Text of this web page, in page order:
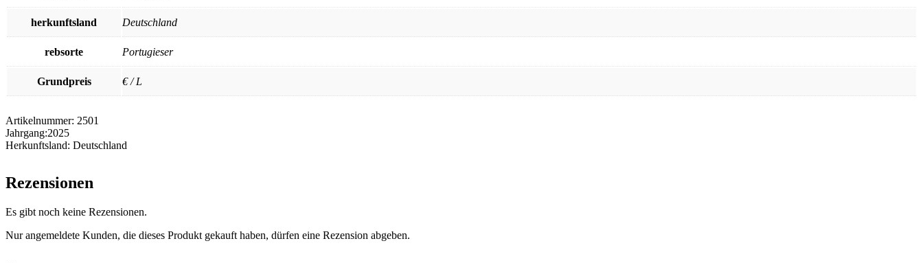
herkunftsland Deutschland
rebsorte Portugieser
Grundpreis € / L
Artikelnummer: 2501
Jahrgang:2025
Herkunftsland: Deutschland
Rezensionen
Es gibt noch keine Rezensionen.
Nur angemeldete Kunden, die dieses Produkt gekauft haben, dürfen eine Rezension abgeben.